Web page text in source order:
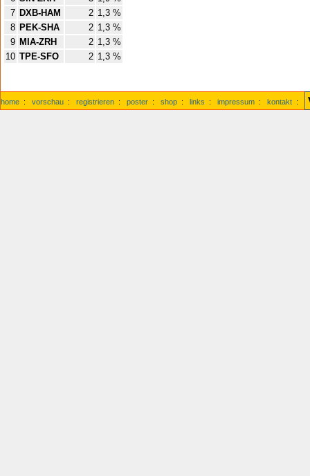
7 DXB-HAM 2 1,3 %
8 PEK-SHA 2 1,3 %
9 MIA-ZRH 2 1,3 %
10 TPE-SFO 2 1,3 %
home : vorschau : registrieren : poster : shop : links : impressum : kontakt :